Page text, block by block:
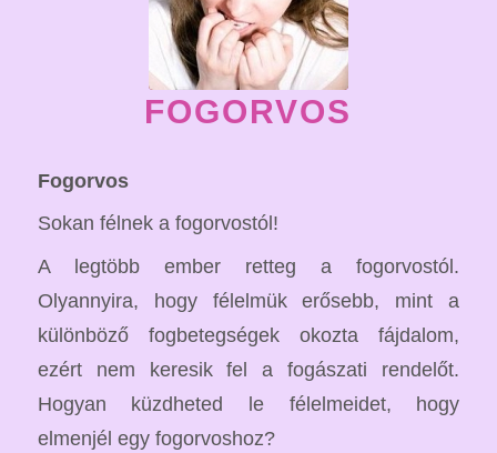
FOGORVOS
Fogorvos
Sokan félnek a fogorvostól!
A legtöbb ember retteg a fogorvostól.
Olyannyira, hogy félelmük erősebb, mint a
különböző fogbetegségek okozta fájdalom,
ezért nem keresik fel a fogászati rendelőt.
Hogyan küzdheted le félelmeidet, hogy
elmenjél egy fogorvoshoz?